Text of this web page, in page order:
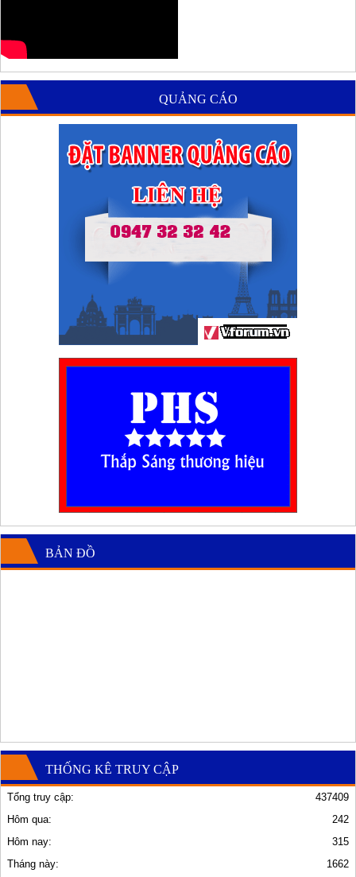
QUẢNG CÁO
BẢN ĐỒ
THỐNG KÊ TRUY CẬP
437409
Tổng truy cập:
242
Hôm qua:
315
Hôm nay:
1662
Tháng này: